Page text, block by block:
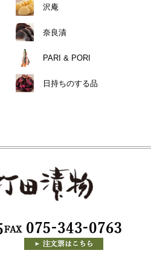
沢庵
奈良漬
PARI & PORI
日持ちのする品